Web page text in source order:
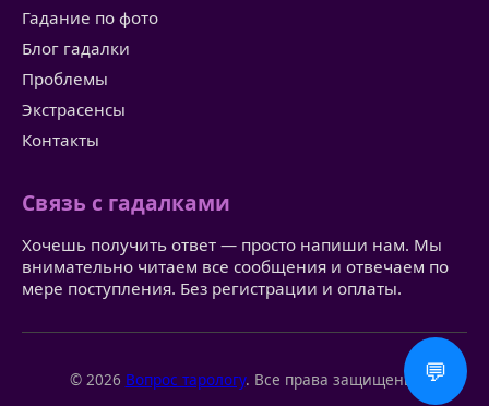
Гадание по фото
Блог гадалки
Проблемы
Экстрасенсы
Контакты
Связь с гадалками
Хочешь получить ответ — просто напиши нам. Мы
внимательно читаем все сообщения и отвечаем по
мере поступления. Без регистрации и оплаты.
© 2026 Вопрос тарологу. Все права защищены. 💬